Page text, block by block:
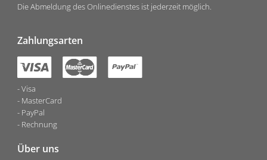
Die Abmeldung des Onlinedienstes ist jederzeit möglich.
Zahlungsarten
Visa
MasterCard
PayPal
Rechnung
Über uns